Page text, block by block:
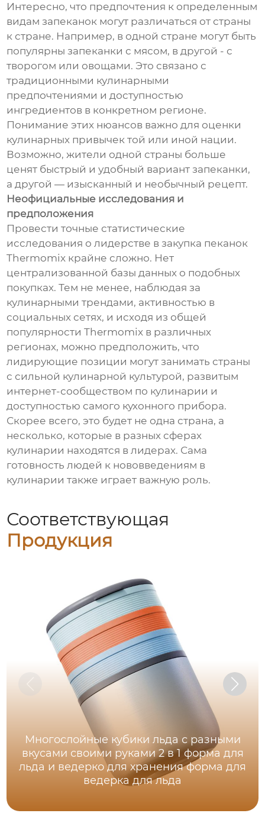
Интересно, что предпочтения к определенным
видам запеканок могут различаться от страны
к стране. Например, в одной стране могут быть
популярны запеканки с мясом, в другой - с
творогом или овощами. Это связано с
традиционными кулинарными
предпочтениями и доступностью
ингредиентов в конкретном регионе.
Понимание этих нюансов важно для оценки
кулинарных привычек той или иной нации.
Возможно, жители одной страны больше
ценят быстрый и удобный вариант запеканки,
а другой — изысканный и необычный рецепт.
Неофициальные исследования и
предположения
Провести точные статистические
исследования о лидерстве в закупка пеканок
Thermomix крайне сложно. Нет
централизованной базы данных о подобных
покупках. Тем не менее, наблюдая за
кулинарными трендами, активностью в
социальных сетях, и исходя из общей
популярности Thermomix в различных
регионах, можно предположить, что
лидирующие позиции могут занимать страны
с сильной кулинарной культурой, развитым
интернет-сообществом по кулинарии и
доступностью самого кухонного прибора.
Скорее всего, это будет не одна страна, а
несколько, которые в разных сферах
кулинарии находятся в лидерах. Сама
готовность людей к нововведениям в
кулинарии также играет важную роль.
Соответствующая
Продукция
Многослойные кубики льда с разными
вкусами своими руками 2 в 1 форма для
льда и ведерко для хранения форма для
ведерка для льда